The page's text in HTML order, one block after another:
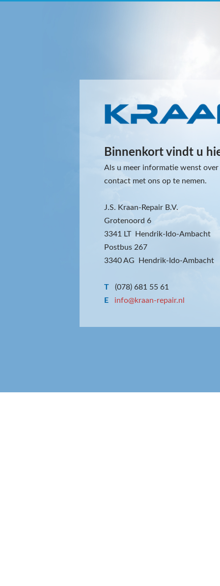
Binnenkort vindt u
Als u meer informatie wenst
contact met ons op te nemen.
J.S. Kraan-Repair B.V.
Grotenoord 6
3341 LT Hendrik-Ido-Ambacht
Postbus 267
3340 AG Hendrik-Ido-Ambacht
T
(078) 681 55 61
E
info@kraan-repair.nl